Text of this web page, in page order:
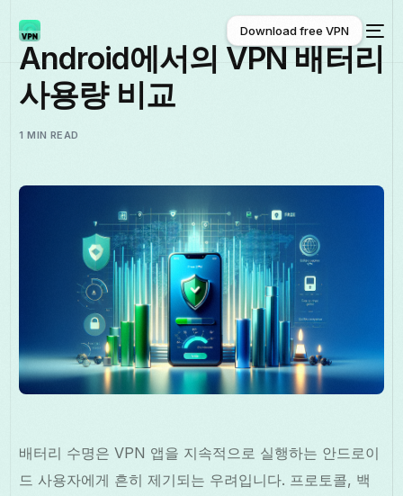
한국어
Download free VPN
Download free VPN
Android에서의 VPN 배터리
사용량 비교
1 MIN READ
배터리 수명은 VPN 앱을 지속적으로 실행하는 안드로이
드 사용자에게 흔히 제기되는 우려입니다. 프로토콜, 백